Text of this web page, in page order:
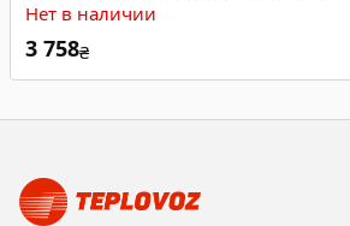
Нет в наличии
3 758₴